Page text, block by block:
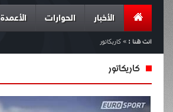
الأخبار الحوارات الأعمدة
انت هنا : » كاريكاتور
كاريكاتور